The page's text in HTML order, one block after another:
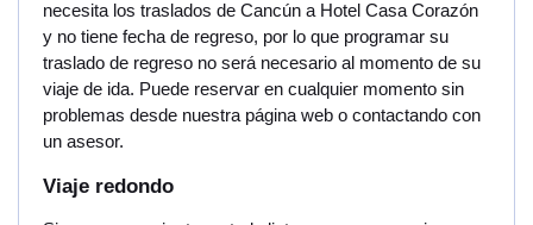
necesita los traslados de Cancún a Hotel Casa Corazón
y no tiene fecha de regreso, por lo que programar su
traslado de regreso no será necesario al momento de su
viaje de ida. Puede reservar en cualquier momento sin
problemas desde nuestra página web o contactando con
un asesor.
Viaje redondo